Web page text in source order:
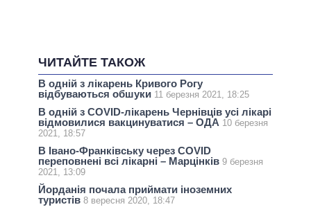
ЧИТАЙТЕ ТАКОЖ
В одній з лікарень Кривого Рогу
відбуваються обшуки 11 березня 2021, 18:25
В одній з COVID-лікарень Чернівців усі лікарі
відмовилися вакцинуватися – ОДА 10 березня
2021, 18:57
В Івано-Франківську через COVID
переповнені всі лікарні – Марцінків 9 березня
2021, 13:09
Йорданія почала приймати іноземних
туристів 8 вересня 2020, 18:47